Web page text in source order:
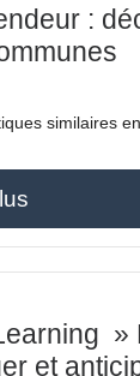
:
similaires
»
et